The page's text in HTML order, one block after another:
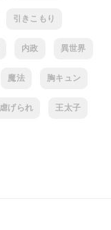
引きこもり
内政 異世界
魔法 胸キュン
虐げられ 王太子